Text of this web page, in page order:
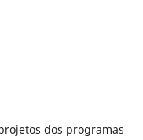
dos programas